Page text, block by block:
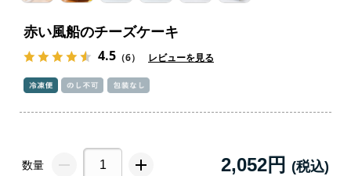
赤い風船のチーズケーキ
4.5 （6） レビューを見る
数量 2,052円